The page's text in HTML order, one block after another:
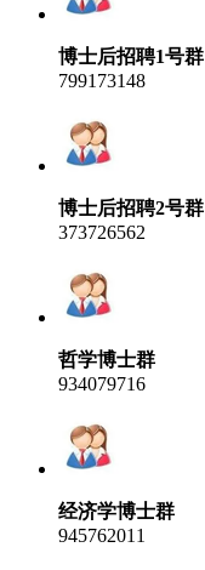
博士后招聘1号群
799173148
博士后招聘2号群
373726562
哲学博士群
934079716
经济学博士群
945762011